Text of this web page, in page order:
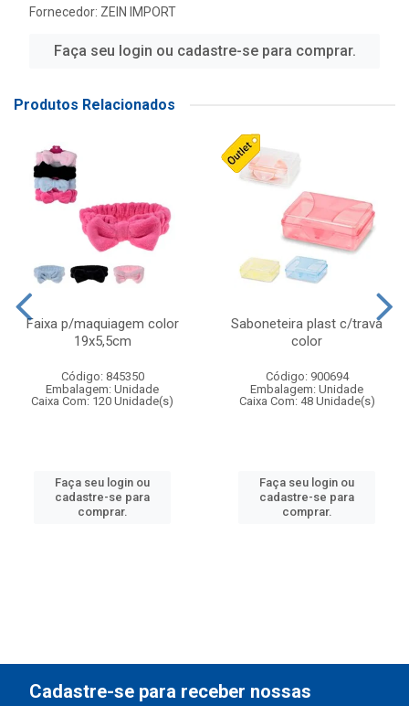
Fornecedor: ZEIN IMPORT
Faça seu login ou cadastre-se para comprar.
Produtos Relacionados
Faixa p/maquiagem color
19x5,5cm
Código: 845350
Embalagem: Unidade
Caixa Com: 120 Unidade(s)
Faça seu login ou
cadastre-se para
comprar.
Saboneteira plast c/trava
color
Código: 900694
Embalagem: Unidade
Caixa Com: 48 Unidade(s)
Faça seu login ou
cadastre-se para
comprar.
Cadastre-se para receber nossas